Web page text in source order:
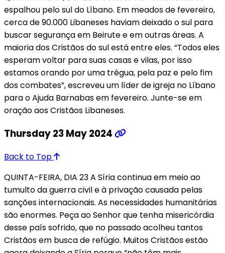
espalhou pelo sul do Líbano. Em meados de fevereiro,
cerca de 90.000 Libaneses haviam deixado o sul para
buscar segurança em Beirute e em outras áreas. A
maioria dos Cristãos do sul está entre eles. “Todos eles
esperam voltar para suas casas e vilas, por isso
estamos orando por uma trégua, pela paz e pelo fim
dos combates”, escreveu um líder de igreja no Líbano
para o Ajuda Barnabas em fevereiro. Junte-se em
oração aos Cristãos Libaneses.
Thursday 23 May 2024
Back to Top
QUINTA-FEIRA, DIA 23 A Síria continua em meio ao
tumulto da guerra civil e à privação causada pelas
sanções internacionais. As necessidades humanitárias
são enormes. Peça ao Senhor que tenha misericórdia
desse país sofrido, que no passado acolheu tantos
Cristãos em busca de refúgio. Muitos Cristãos estão